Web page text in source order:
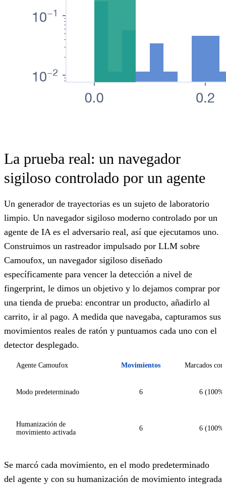
La prueba real: un navegador
sigiloso controlado por un agente
Un generador de trayectorias es un sujeto de laboratorio
limpio. Un navegador sigiloso moderno controlado por un
agente de IA es el adversario real, así que ejecutamos uno.
Construimos un rastreador impulsado por LLM sobre
Camoufox, un navegador sigiloso diseñado
específicamente para vencer la detección a nivel de
fingerprint, le dimos un objetivo y lo dejamos comprar por
una tienda de prueba: encontrar un producto, añadirlo al
carrito, ir al pago. A medida que navegaba, capturamos sus
movimientos reales de ratón y puntuamos cada uno con el
detector desplegado.
Agente Camoufox Movimientos Marcados
Modo predeterminado 6 6 (100%)
Humanización de
movimiento activada
6 6 (100%)
Se marcó cada movimiento, en el modo predeterminado
del agente y con su humanización de movimiento integrada